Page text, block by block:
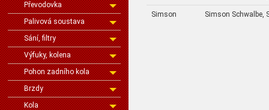
Převodovka
Palivová soustava
Sání, filtry
Výfuky, kolena
Pohon zadního kola
Brzdy
Kola
Simson Simson Schwalbe,